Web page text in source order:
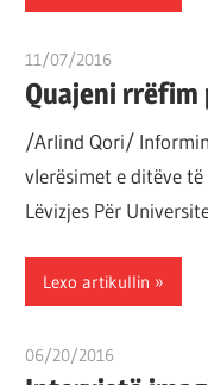
11/07/2016
Quajeni rrëfim
/Arlind Qori/
vlerësimet e ditëve
Lëvizjes Për
Lexo artikullin
06/20/2016